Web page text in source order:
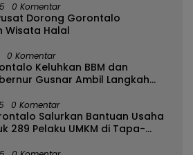
0 Komentar
Dorong Gorontalo
Wisata Halal
0 Komentar
Keluhkan BBM dan
Gusnar Ambil Langkah
0 Komentar
Salurkan Bantuan Usaha
289 Pelaku UMKM di Tapa-